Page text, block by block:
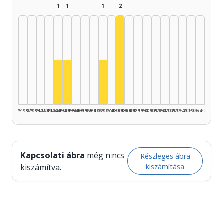
1925–1929
1930–1934
1935–1939
1940–1944
1
1945–1949
1
1950–1954
1955–1959
1960–1964
1965–1969
1
1970–1974
1975–1979
2
1980–1984
1985–1989
1990–1994
1995–1999
2000–2004
2005–2009
2010–2014
2015–2019
2020–2024
2025–2026
Kapcsolati ábra még nincs
kiszámítva.
Részleges ábra
kiszámítása